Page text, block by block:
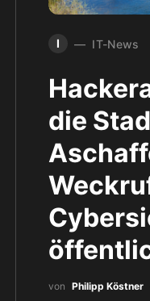
I IT-News
die
von Philipp Köstner